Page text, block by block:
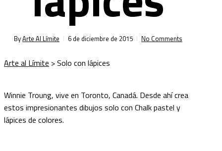
ByArte Al Límite 6 de diciembre de 2015 No Comments
Arte al Límite >Solo con lápices
Winnie Troung, vive en Toronto, Canadá. Desde ahí crea
estos impresionantes dibujos solo con Chalk pastel y
lápices de colores.